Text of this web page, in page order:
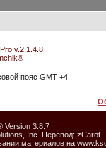
v.2.1.4.8
пояс GMT +4.
Version 3.8.7
Inc. Перевод: zCarot
материалов на